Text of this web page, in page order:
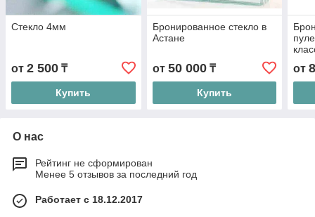
Стекло 4мм
от 2 500 ₸
Купить
Бронированное стекло в
Астане
от 50 000₸
Купить
от
О нас
Рейтинг не сформирован
Менее 5 отзывов за последний год
Работает с 18.12.2017